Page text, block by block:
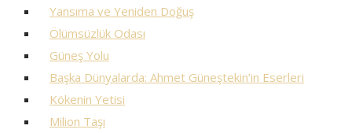
Yansıma ve Yeniden Doğuş
Ölümsüzlük Odası
Güneş Yolu
Başka Dünyalarda: Ahmet Güneştekin’in Eserleri
Kökenin Yetisi
Milion Taşı